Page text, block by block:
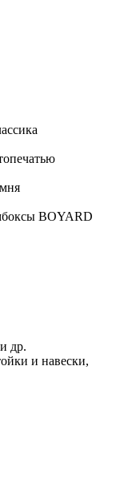
BOYARD
др.
и навески,